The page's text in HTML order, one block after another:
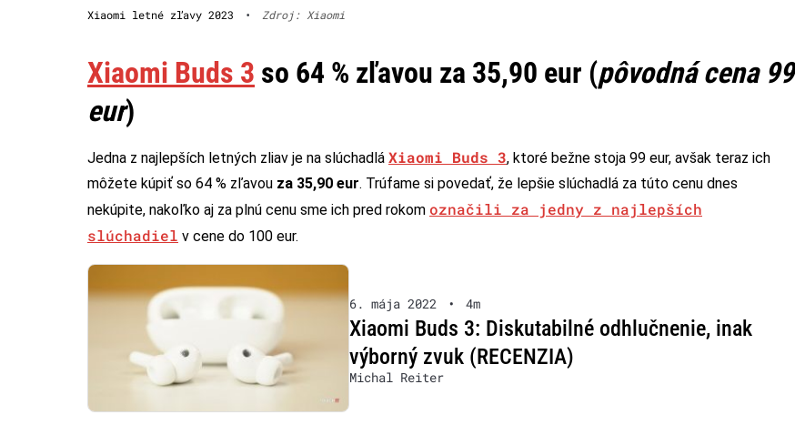
Xiaomi letné zľavy 2023 • Zdroj: Xiaomi
Xiaomi Buds 3 so 64 % zľavou za 35,90 eur (pôvodná cena 99
eur)
Jedna z najlepších letných zliav je na slúchadlá Xiaomi Buds 3, ktoré bežne stoja 99 eur, avšak teraz ich
môžete kúpiť so 64 % zľavou za 35,90 eur. Trúfame si povedať, že lepšie slúchadlá za túto cenu dnes
nekúpite, nakoľko aj za plnú cenu sme ich pred rokom označili za jedny z najlepších
slúchadiel v cene do 100 eur.
6. mája 2022 • 4m
Xiaomi Buds 3: Diskutabilné odhlučnenie, inak
výborný zvuk (RECENZIA)
Michal Reiter